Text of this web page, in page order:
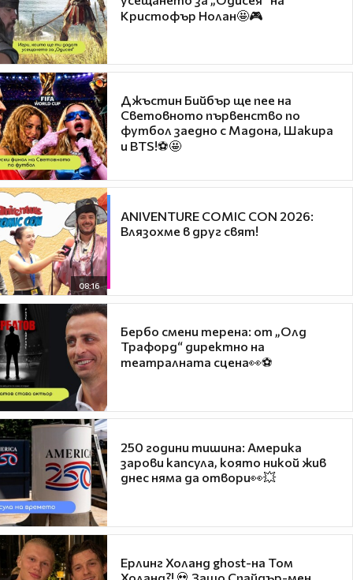
Кристофър Нолан🤩🎮
Джъстин Бийбър ще пее на
Световното първенство по
футбол заедно с Мадона, Шакира
и BTS!⚽🤩
08:16
ANIVENTURE COMIC CON 2026:
Влязохме в друг свят!
Бербо смени терена: от „Олд
Трафорд“ директно на
театралната сцена👀⚽
250 години тишина: Америка
зарови капсула, която никой жив
днес няма да отвори👀💥
Ерлинг Холанд ghost-на Том